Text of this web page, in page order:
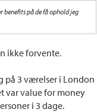
benefits på de få ophold jeg
ikke forvente.
på 3 værelser i London
var value for money
i 3 dage.